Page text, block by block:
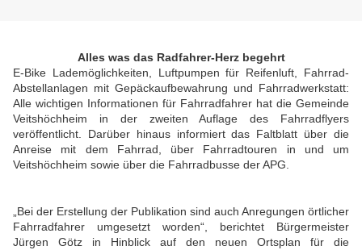
Alles was das Radfahrer-Herz begehrt
E-Bike Lademöglichkeiten, Luftpumpen für Reifenluft, Fahrrad-
Abstellanlagen mit Gepäckaufbewahrung und Fahrradwerkstatt:
Alle wichtigen Informationen für Fahrradfahrer hat die Gemeinde
Veitshöchheim in der zweiten Auflage des Fahrradflyers
veröffentlicht. Darüber hinaus informiert das Faltblatt über die
Anreise mit dem Fahrrad, über Fahrradtouren in und um
Veitshöchheim sowie über die Fahrradbusse der APG.
„Bei der Erstellung der Publikation sind auch Anregungen örtlicher
Fahrradfahrer umgesetzt worden“, berichtet Bürgermeister
Jürgen Götz in Hinblick auf den neuen Ortsplan für die